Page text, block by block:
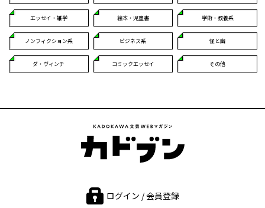
エッセイ・雑学 絵本・児童書 学術・教養系
ノンフィクション系 ビジネス系 怪と幽
ダ・ヴィンチ コミックエッセイ その他
ログイン / 会員登録